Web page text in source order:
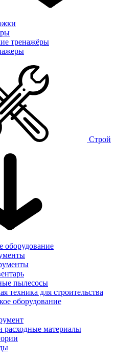
тренажёры
Строй
оборудование
пылесосы
техника для строительства
оборудование
расходные материалы